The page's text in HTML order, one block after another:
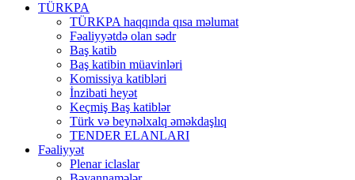
TÜRKPA
TÜRKPA haqqında qısa məlumat
Fəaliyyətdə olan sədr
Baş katib
Baş katibin müavinləri
Komissiya katibləri
İnzibati heyət
Keçmiş Baş katiblər
Türk və beynəlxalq əməkdaşlıq
TENDER ELANLARI
Fəaliyyət
Plenar iclaslar